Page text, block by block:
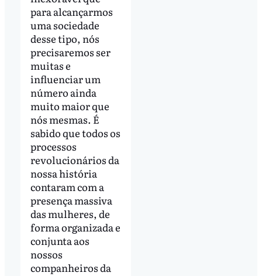
para alcançarmos
uma sociedade
desse tipo, nós
precisaremos ser
muitas e
influenciar um
número ainda
muito maior que
nós mesmas. É
sabido que todos os
processos
revolucionários da
nossa história
contaram com a
presença massiva
das mulheres, de
forma organizada e
conjunta aos
nossos
companheiros da